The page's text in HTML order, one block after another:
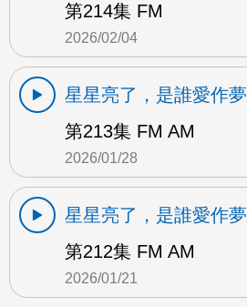
第214集 FM
2026/02/04
星星亮了，是誰愛作夢
第213集 FM AM
2026/01/28
星星亮了，是誰愛作夢
第212集 FM AM
2026/01/21